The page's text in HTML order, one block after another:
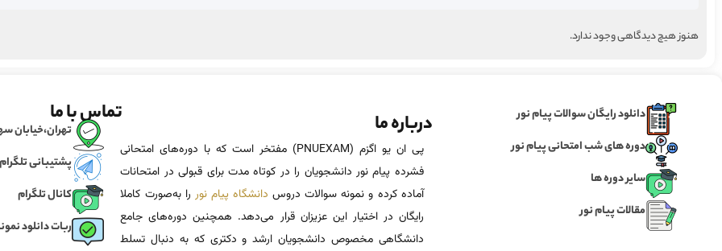
هنوز هیچ دیدگاهی وجود ندارد.
دانلود رایگان سوالات پیام نور
دوره های شب امتحانی پیام نور
سایر دوره ها
مقالات پیام نور
درباره ما
پی ان یو اگزم (PNUEXAM) مفتخر است که با دوره‌های امتحانی
فشرده پیام نور دانشجویان را در کوتاه مدت برای قبولی در امتحانات
آماده‌ کرده و نمونه سوالات دروس دانشگاه پیام نور را به‌صورت کاملا
رایگان در اختیار این عزیزان قرار می‌دهد. همچنین دوره‌های جامع
دانشگاهی مخصوص دانشجویان ارشد و دکتری که به دنبال تسلط
تماس با ما
تهران،خیابان
پشتیبانی تلگرام
کانال تلگرام
ربات دانلود